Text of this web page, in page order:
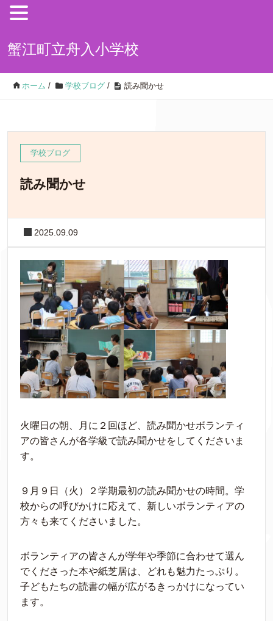
蟹江町立舟入小学校
ホーム / 学校ブログ / 読み聞かせ
学校ブログ
読み聞かせ
2025.09.09
火曜日の朝、月に２回ほど、読み聞かせボランティ
アの皆さんが各学級で読み聞かせをしてくださいま
す。
９月９日（火）２学期最初の読み聞かせの時間。学
校からの呼びかけに応えて、新しいボランティアの
方々も来てくださいました。
ボランティアの皆さんが学年や季節に合わせて選ん
でくださった本や紙芝居は、どれも魅力たっぷり。
子どもたちの読書の幅が広がるきっかけになってい
ます。